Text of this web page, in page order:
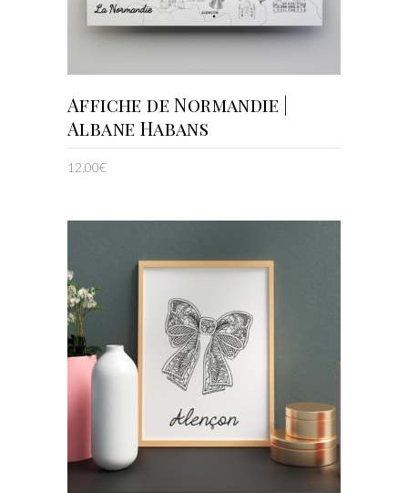
AJOUTER AU PANIER
Affiche de Normandie |
Albane Habans
12,00€